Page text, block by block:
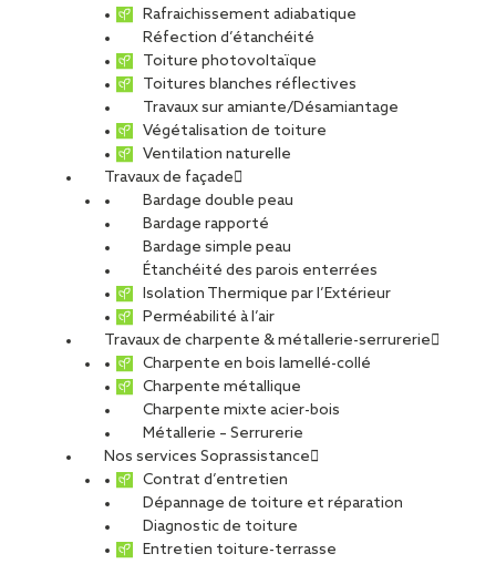
Rafraichissement adiabatique
Réfection d’étanchéité
Toiture photovoltaïque
Toitures blanches réflectives
Travaux sur amiante/Désamiantage
Végétalisation de toiture
Ventilation naturelle
Travaux de façade
Bardage double peau
Bardage rapporté
Bardage simple peau
Étanchéité des parois enterrées
Isolation Thermique par l’Extérieur
Perméabilité à l’air
Travaux de charpente & métallerie-serrurerie
Charpente en bois lamellé-collé
Charpente métallique
Charpente mixte acier-bois
Métallerie – Serrurerie
Nos services Soprassistance
Contrat d’entretien
Dépannage de toiture et réparation
Diagnostic de toiture
Entretien toiture-terrasse